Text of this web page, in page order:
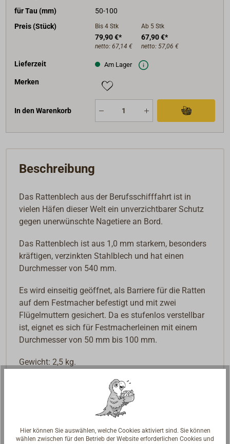
für Tau (mm)
50-100
Preis (Stück)
Bis 4 Stk
79,90 €*
netto: 67,14 €
Ab 5 Stk
67,90 €*
netto: 57,06 €
Lieferzeit Am Lager
Merken
In den Warenkorb
Beschreibung
Das Rattenblech aus der Berufsschifffahrt ist in
vielen Häfen dieser Welt ein unverzichtbarer Schutz
gegen unerwünschte Nagetiere an Bord.
Das Rattenblech ist aus 1,0 mm starkem, besonders
kräftigen, verzinkten Stahlblech und hat einen
Durchmesser von 540 mm.
Es wird einseitig geöffnet, als Barriere für die Ratten
auf dem Festmacher befestigt und mit zwei
Flügelmuttern gesichert. Da es stufenlos verstellbar
ist, eignet es sich für Festmacherleinen mit einem
Durchmesser von 50 mm bis 100 mm.
Gewicht: 2,5 kg.
Das Rattenblech ist auch in einer leichteren
Ausführung (0,8 mm starkes, verzinktes Stahlblech)
Sie finden diese Variante (Artikel-Nr. 2811-
Artikel".
Hier können Sie auswählen, welche Cookies aktiviert sind. Sie können
wählen zwischen für den Betrieb der Website erforderlichen Cookies und